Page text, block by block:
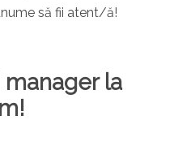
să fii atent/ă!
la